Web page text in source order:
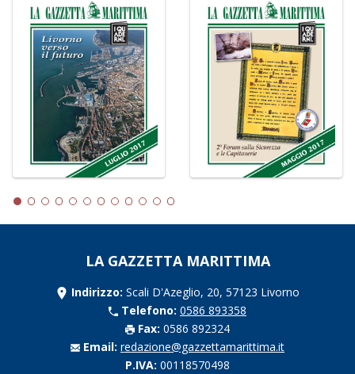
LA GAZZETTA MARITTIMA
Indirizzo: Scali D'Azeglio, 20, 57123 Livorno
Telefono: 0586 893358
Fax: 0586 892324
Email: redazione@gazzettamarittima.it
P.IVA: 00118570498